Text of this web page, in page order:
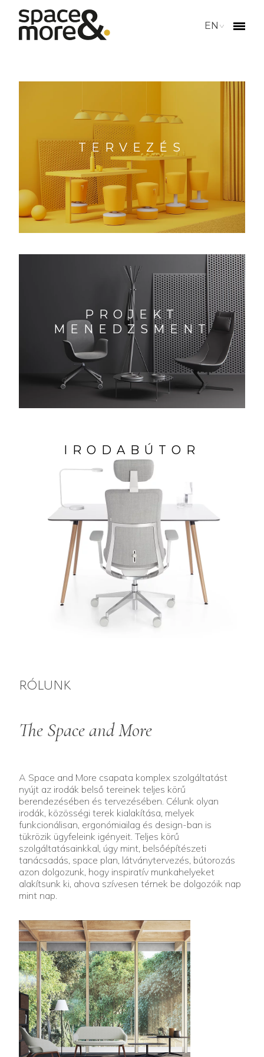
EN
TERVEZÉS
PROJEKT
MENEDZSMENT
IRODABÚTOR
RÓLUNK
The SpaceandMore
A Space and More csapata komplex szolgáltatást
nyújt az irodák belső tereinek teljes körű
berendezésében és tervezésében. Célunk olyan
irodák, közösségi terek kialakítása, melyek
funkcionálisan, ergonómiailag és design-ban is
tükrözik ügyfeleink igényeit. Teljes körű
szolgáltatásainkkal, úgy mint, belsőépítészeti
tanácsadás, space plan, látványtervezés, bútorozás
azon dolgozunk, hogy inspiratív munkahelyeket
alakítsunk ki, ahova szívesen térnek be dolgozóik nap
mint nap.